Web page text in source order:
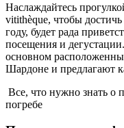
Наслаждайтесь
vitithèque, чтобы
году, будет рада
посещения и
основном
Шардоне и предлагают
Все, что нужно знать о
погребе